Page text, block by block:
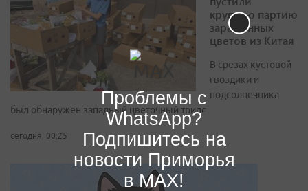
крупную партию
зараженных
цветов из Китая
В срезах кустовой
гвоздики и
подсолнечника
был обнаружен западный цветочный трипс
сегодня, 00:25
Проблемы с
WhatsApp?
Подпишитесь на
новости Приморья
в MAX!